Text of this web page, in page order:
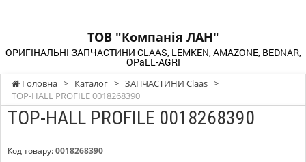
ТОВ "Компанія ЛАН"
ОРИГІНАЛЬНІ ЗАПЧАСТИНИ CLAAS, LEMKEN, AMAZONE, BEDNAR,
OPaLL-AGRI
Головна > Каталог > ЗАПЧАСТИНИ Claas >
TOP-HALL PROFILE 0018268390
TOP-HALL PROFILE 0018268390
Код товару:0018268390